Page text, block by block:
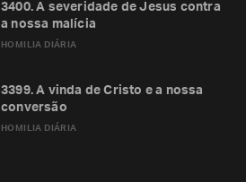
HOMILIA DIÁRIA
3400. A severidade de Jesus contra
a nossa malícia
HOMILIA DIÁRIA
3399. A vinda de Cristo e a nossa
conversão